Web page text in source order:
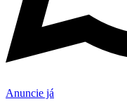
Anuncie já